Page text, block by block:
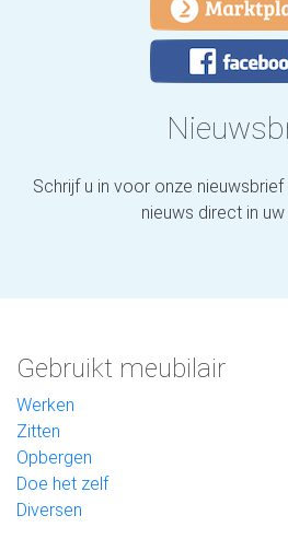
Schrijf u in voor onze
nieuws direct in
Gebruikt meubilair
Werken
Zitten
Opbergen
Doe het zelf
Diversen